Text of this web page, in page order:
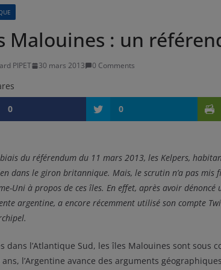
Malouines : un
PIPET 30 mars 2013 0 Comments
0
0
du référendum du 11 mars 2013, les Kelpers,
dans le giron britannique. Mais, le scrutin n’a pas mis
Uni à propos de ces îles. En effet, après avoir
argentine, a encore récemment utilisé son compte
dans l’Atlantique Sud, les îles Malouines sont
l’Argentine avance des arguments